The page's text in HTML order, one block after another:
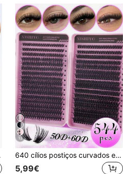
Postiças, Pestanas Postiças
12
640 cílios postiços curvados em D, volumosos e macios, alta capacidade, ideais para criar maquiagem para os olhos densa, volumosa e natural, maquiagem caseira DIY, estojo de cílios de grande capacidade, adequado para iniciantes e maquiadores profissionais, macios e de longa duração, permite criar maquiagem olho de raposa/olho de gato, extensão de cílios segmentada, estojo de cílios portátil, conveniente para viagens, adequado para palco, casamento, atividades ao ar livre, trabalho diário, festas e outras ocasiões.
5,99€